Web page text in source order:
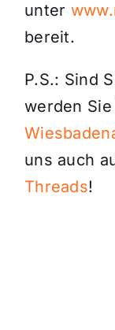
unter
bereit.
P.S.: Sind
werden
uns auch
Threads!